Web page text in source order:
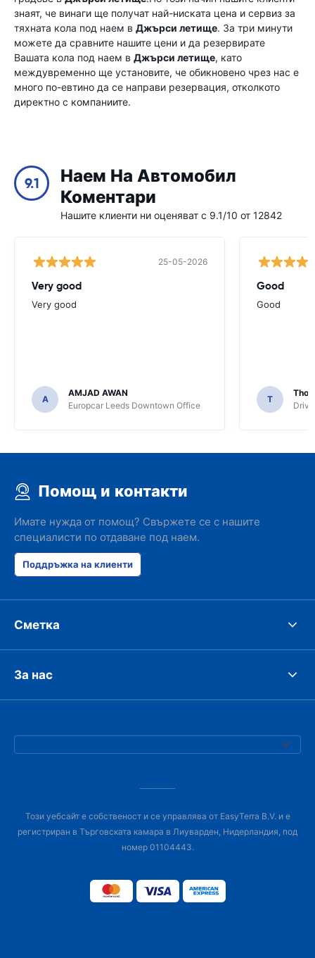
знаят, че винаги ще получат най-ниската цена и сервиз за
тяхната кола под наем в Джърси летище. За три минути
можете да сравните нашите цени и да резервирате
Вашата кола под наем в Джърси летище, като
междувременно ще установите, че обикновено чрез нас е
много по-евтино да се направи резервация, отколкото
директно с компаниите.
9.1
Наем На Автомобил
Коментари
Нашите клиенти ни оценяват с 9.1/10 от 12842
25-05-2026
Very good
Very good
A
AMJAD AWAN
Europcar Leeds Downtown Office
Good
Good
T
Помощ и контакти
Имате нужда от помощ? Свържете се с нашите
специалисти по отдаване под наем.
Поддръжка на клиенти
Сметка
За нас
Този уебсайт е собственост и се управлява от EasyTerra B.V. и е
регистриран в Търговската камара в Лиуварден, Нидерландия, под
номер 01104443.